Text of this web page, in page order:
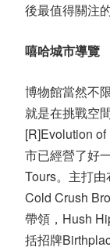
後最值得關注
嘻哈城市導覽
博物館當然不
就是在挑戰空
[R]Evolution
市已經營了好
Tours。主打
Cold Crush
帶領，Hush
括招牌